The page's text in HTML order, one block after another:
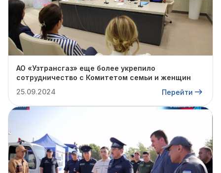
АО «Узтрансгаз» еще более укрепило
сотрудничество с Комитетом семьи и женщин
25.09.2024
Перейти